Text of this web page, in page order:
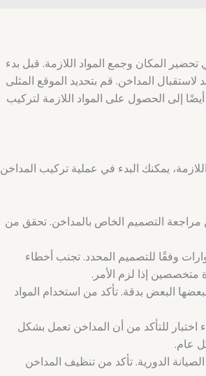
المكان وجمع المواد اللازمة. قبل بدء
المداخن. قم بتحديد الموقع المثلى
إلى الحصول على المواد اللازمة لتركيب
يمكنك البدء في عملية تركيب المداخن
مراجعة التصميم الخاص بالمداخن. تحقق من
وفقًا للتصميم المحدد. تجنب أخطاء
متخصصين إذا لزم الأمر.
البعض بدقة. تأكد من استخدام المواد
اختبار للتأكد من أن المداخن تعمل بشكل
عام.
الدورية. تأكد من تنظيف المداخن